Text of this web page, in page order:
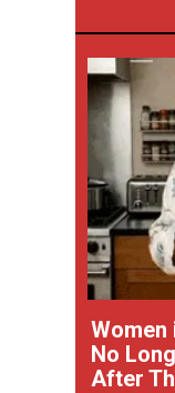
Women
No
After